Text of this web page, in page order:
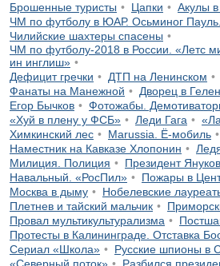
Брошенные туристы Цапки
Акулы в
ЧМ по футболу в ЮАР. Осьминог
Чилийские шахтеры спасены
ЧМ по футболу-2018 в России. «Летс
ин инглиш»
Дефицит гречки
ДТП на Ленинском
Фанаты на Манежной
Дворец в
Егор Бычков
Фотожабы.
«Хуй в плену у ФСБ»
Леди Гага
Химкинский лес
Marussia. Ё-мобиль
Наместник на Кавказе Хлопонин
Милиция. Полиция
Президент
Навальный. «РосПил»
Пожары в
Москва в дыму
Нобелевские
Плетнев и тайский мальчик
Провал мультикультурализма
Протесты в Калининграде. Отставка
Сериал «Школа»
Русские шпионы в